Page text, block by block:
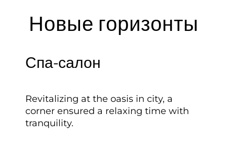
Новые горизонты
Спа-салон
Revitalizing at the oasis in city, a
corner ensured a relaxing time with
tranquility.